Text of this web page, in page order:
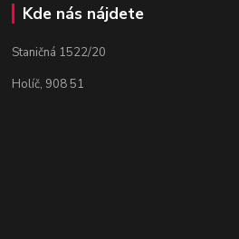
Kde nás nájdete
Staničná 1522/20
Holíč, 908 51